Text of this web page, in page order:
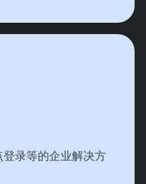
录等的企业解决方